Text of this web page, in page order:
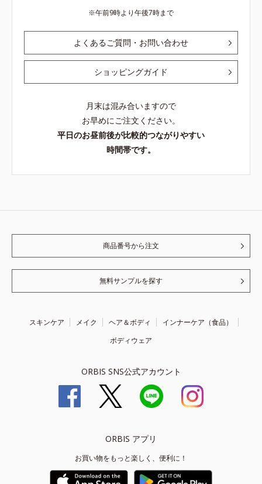
午前9時より午後7時まで
よくあるご質問・お問い合わせ
ショッピングガイド
月末は混み合いますので
お早めにご注文ください。
平日のお昼前後が比較的つながりやすい
時間帯です。
商品番号から注文
無料サンプルを探す
スキンケア メイク ヘア＆ボディ
インナーケア（食品）
ボディウェア
ORBIS SNS公式アカウント
ORBIS アプリ
お買い物をもっと楽しく、便利に！